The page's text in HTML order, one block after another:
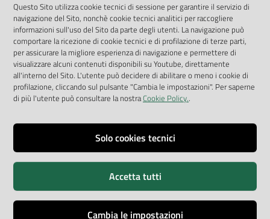
App Arpav
Rapporti regionali annuali
Le Infografiche
Dispenser dati
Vai alla pagina
Privacy
Accessibilità
Questo Sito utilizza cookie tecnici di sessione per garantire il servizio di
navigazione del Sito, nonchè cookie tecnici analitici per raccogliere
informazioni sull'uso del Sito da parte degli utenti. La navigazione può
comportare la ricezione di cookie tecnici e di profilazione di terze parti,
per assicurare la migliore esperienza di navigazione e permettere di
visualizzare alcuni contenuti disponibili su Youtube, direttamente
all'interno del Sito. L'utente può decidere di abilitare o meno i cookie di
profilazione, cliccando sul pulsante "Cambia le impostazioni". Per saperne
di più l'utente può consultare la nostraCookie Policy..
Solo cookies tecnici
Accetta tutti
Cambia le impostazioni